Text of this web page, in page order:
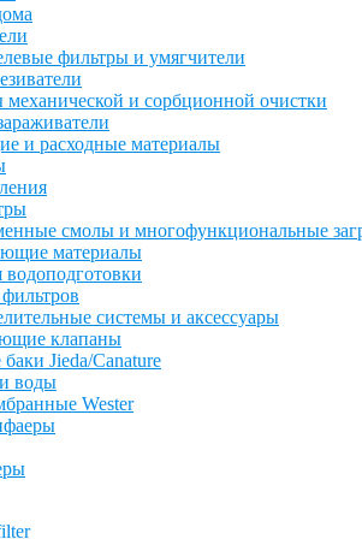
фильтры и умягчители
и сорбционной очистки
и расходные материалы
смолы и многофункциональные
материалы
водоподготовки
системы и аксессуары
клапаны
Jieda/Canature
воды
Wester